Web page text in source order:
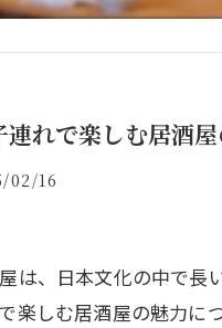
連れで楽しむ居酒
02/16
は、日本文化の中で長
楽しむ居酒屋の魅力に